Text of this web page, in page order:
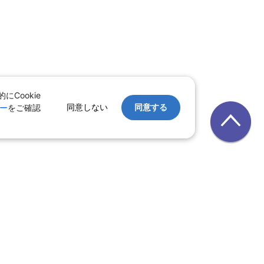
にCookie
をご確認
同意しない 同意する